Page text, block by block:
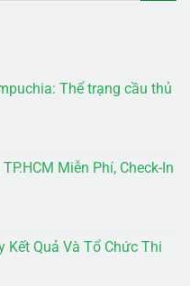
Thể trạng cầu thủ
Miễn Phí, Check-In
Kết Quả Và Tổ Chức Thi